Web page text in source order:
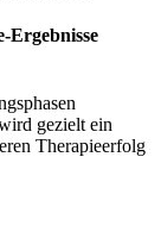
Ergebnisse
gezielt ein
Therapieerfolg